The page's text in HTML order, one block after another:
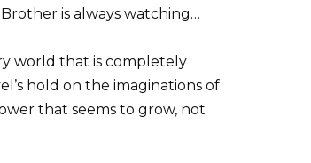
is always watching…
world that is completely
hold on the imaginations of
that seems to grow, not